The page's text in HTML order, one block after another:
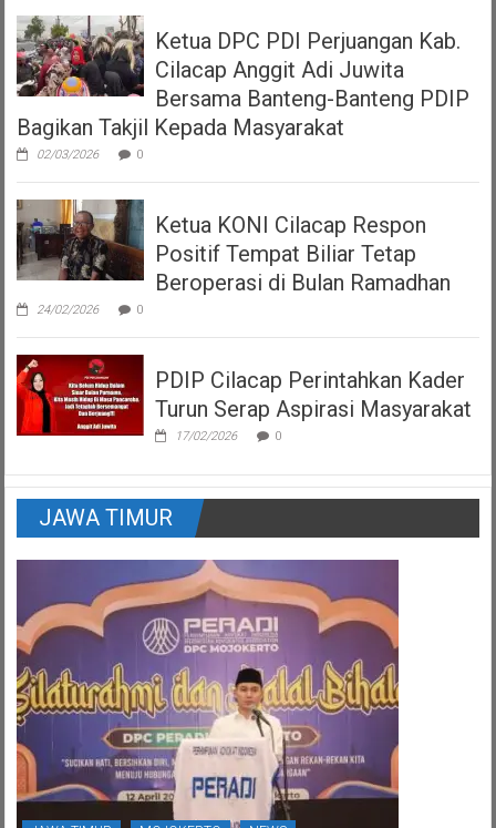
Ketua DPC PDI Perjuangan Kab.
Cilacap Anggit Adi Juwita
Bersama Banteng-Banteng PDIP
Bagikan Takjil Kepada Masyarakat
02/03/2026 0
Ketua KONI Cilacap Respon
Positif Tempat Biliar Tetap
Beroperasi di Bulan Ramadhan
24/02/2026 0
PDIP Cilacap Perintahkan Kader
Turun Serap Aspirasi Masyarakat
17/02/2026 0
JAWA TIMUR